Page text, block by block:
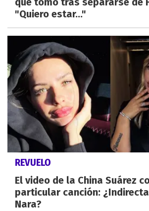
"Quiero estar..."
REVUELO
El video de la China Suárez
particular canción:
Nara?